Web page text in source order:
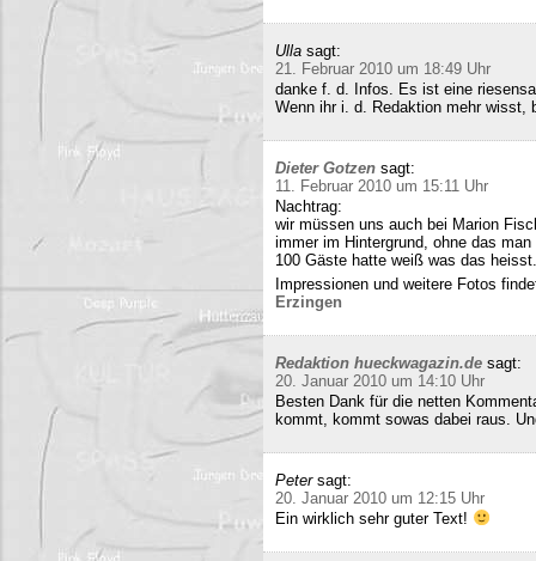
Ulla sagt:
21. Februar 2010 um 18:49 Uhr
danke f. d. Infos. Es ist eine
Wenn ihr i. d. Redaktion mehr wisst,
Dieter Gotzen sagt:
11. Februar 2010 um 15:11 Uhr
Nachtrag:
wir müssen uns auch bei Marion
immer im Hintergrund, ohne das
100 Gäste hatte weiß was das heisst.
Impressionen und weitere Fotos
Erzingen
Redaktion hueckwagazin.de sagt:
20. Januar 2010 um 14:10 Uhr
Besten Dank für die netten
kommt, kommt sowas dabei raus.
Peter sagt:
20. Januar 2010 um 12:15 Uhr
Ein wirklich sehr guter Text!